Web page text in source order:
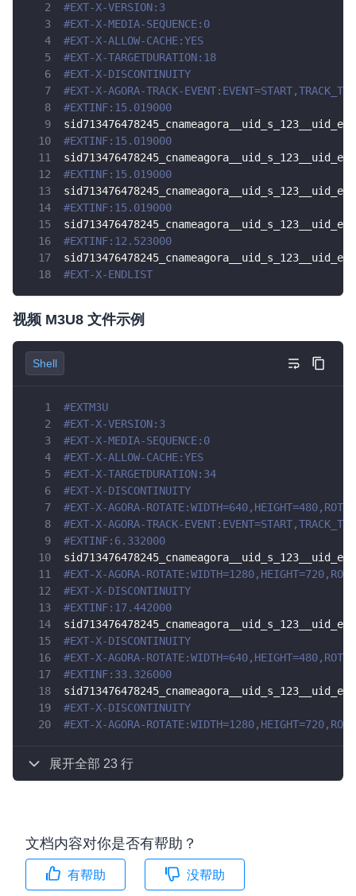
#EXT-X-VERSION:3
#EXT-X-MEDIA-SEQUENCE:0
#EXT-X-ALLOW-CACHE:YES
#EXT-X-TARGETDURATION:18
#EXT-X-DISCONTINUITY
#EXT-X-AGORA-TRACK-
#EXTINF:15.019000
#EXTINF:15.019000
#EXTINF:15.019000
#EXTINF:15.019000
#EXTINF:12.523000
#EXT-X-ENDLIST
视频 M3U8 文件示例
Shell
#EXTM3U
#EXT-X-VERSION:3
#EXT-X-MEDIA-SEQUENCE:0
#EXT-X-ALLOW-CACHE:YES
#EXT-X-TARGETDURATION:34
#EXT-X-DISCONTINUITY
#EXT-X-AGORA-
#EXT-X-AGORA-TRACK-
#EXTINF:6.332000
#EXT-X-AGORA-
#EXT-X-DISCONTINUITY
#EXTINF:17.442000
#EXT-X-DISCONTINUITY
#EXT-X-AGORA-
#EXTINF:33.326000
#EXT-X-DISCONTINUITY
#EXT-X-AGORA-
展开全部 23 行
文档内容对你是否有帮助？
有帮助 没帮助